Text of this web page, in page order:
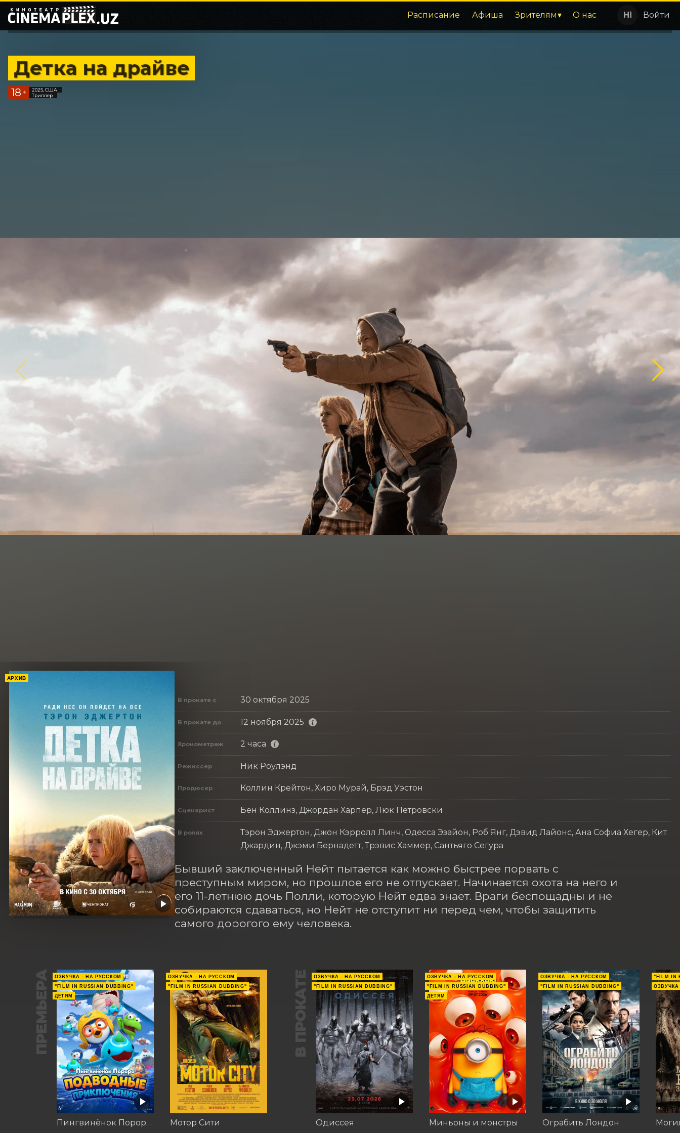
Расписание Афиша Зрителям О нас Войти
Детка на драйве
18 +
2025, США
Триллер
АРХИВ
В прокате с 30 октября 2025
В прокате до 12 ноября 2025
Хронометраж 2 часа
Режиссер Ник Роулэнд
Продюсер Коллин Крейтон, Хиро Мурай, Брэд Уэстон
Сценарист Бен Коллинз, Джордан Харпер, Люк Петровски
В ролях
Тэрон Эджертон, Джон Кэрролл Линч, Одесса Эзайон, Роб Янг, Дэвид Лайонс, Ана Софиа Хегер, Кит
Джардин, Джэми Бернадетт, Трэвис Хаммер, Сантьяго Сегура
Бывший заключенный Нейт пытается как можно быстрее порвать с
преступным миром, но прошлое его не отпускает. Начинается охота на него и
его 11-летнюю дочь Полли, которую Нейт едва знает. Враги беспощадны и не
собираются сдаваться, но Нейт не отступит ни перед чем, чтобы защитить
самого дорогого ему человека.
ПРЕМЬЕРА
ОЗВУЧКА - НА РУССКОМ
"FILM IN RUSSIAN DUBBING"
ДЕТЯМ
Пингвинёнок Пороро: Подводные приключения
ОЗВУЧКА - НА РУССКОМ
"FILM IN RUSSIAN DUBBING"
Мотор Сити
В ПРОКАТЕ
ОЗВУЧКА - НА РУССКОМ
"FILM IN RUSSIAN DUBBING"
Одиссея
ОЗВУЧКА - НА РУССКОМ
"FILM IN RUSSIAN DUBBING"
ДЕТЯМ
Миньоны и монстры
ОЗВУЧКА - НА РУССКОМ
"FILM IN RUSSIAN DUBBING"
Ограбить Лондон
"FILM IN